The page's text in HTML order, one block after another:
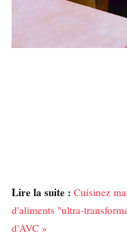
Lire la suite : Cuisinez
d'aliments "ultra-
d'AVC »